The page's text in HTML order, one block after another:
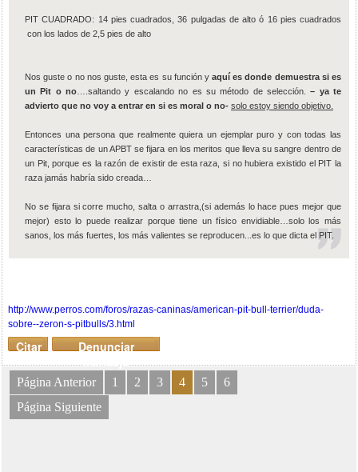
PIT CUADRADO: 14 pies cuadrados, 36 pulgadas de alto ó 16 pies cuadrados
con los lados de 2,5 pies de alto
Nos guste o no nos guste, esta es su función yaquí es donde demuestra si es
un Pit o no ….saltando y escalando no es su método de selección.– ya te
advierto que no voy a entrar en si es moral o no- solo estoy siendo objetivo.
Entonces una persona que realmente quiera un ejemplar puro y con todas las
características de un APBT se fijara en los meritos que lleva su sangre dentro de
un Pit, porque es la razón de existir de esta raza, si no hubiera existido el PIT la
raza jamás habría sido creada…
No se fijara si corre mucho, salta o arrastra,(si además lo hace pues mejor que
mejor) esto lo puede realizar porque tiene un físico envidiable…solo los más
sanos, los más fuertes, los más valientes se reproducen...es lo que dicta el PIT.
http://www.perros.com/foros/razas-caninas/american-pit-bull-terrier/duda-
sobre--zeron-s-pitbulls/3.html
Denunciar
mensaje
Citar
Página Anterior 1 2 3 4 5
6
Página Siguiente